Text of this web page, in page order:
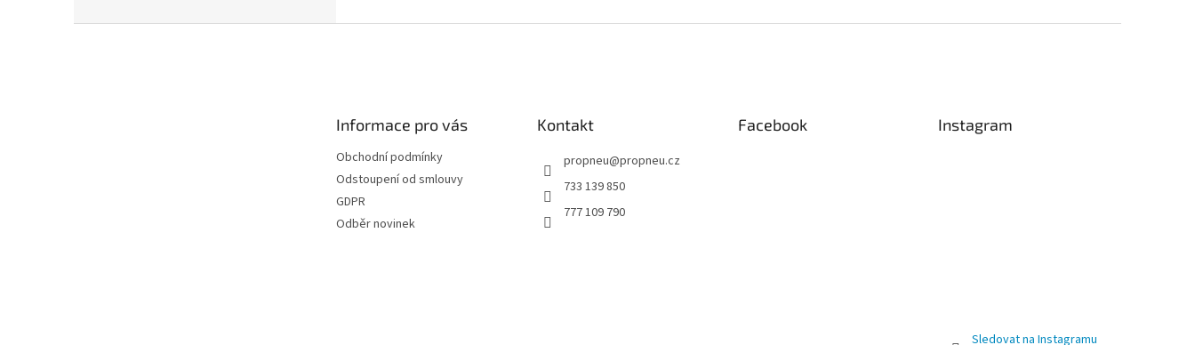
Informace pro vás
Obchodní podmínky
Odstoupení od smlouvy
GDPR
Odběr novinek
Kontakt
propneu@propneu.cz
733 139 850
777 109 790
Facebook Instagram
Sledovat na Instagramu